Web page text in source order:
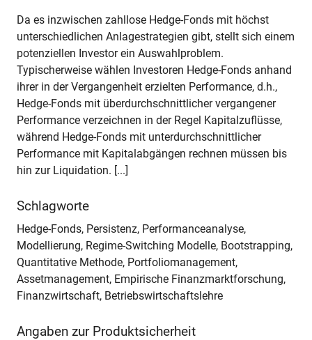
Da es inzwischen zahllose Hedge-Fonds mit höchst
unterschiedlichen Anlagestrategien gibt, stellt sich einem
potenziellen Investor ein Auswahlproblem.
Typischerweise wählen Investoren Hedge-Fonds anhand
ihrer in der Vergangenheit erzielten Performance, d.h.,
Hedge-Fonds mit überdurchschnittlicher vergangener
Performance verzeichnen in der Regel Kapitalzuflüsse,
während Hedge-Fonds mit unterdurchschnittlicher
Performance mit Kapitalabgängen rechnen müssen bis
hin zur Liquidation. [...]
Schlagworte
Hedge-Fonds, Persistenz, Performanceanalyse,
Modellierung, Regime-Switching Modelle, Bootstrapping,
Quantitative Methode, Portfoliomanagement,
Assetmanagement, Empirische Finanzmarktforschung,
Finanzwirtschaft, Betriebswirtschaftslehre
Angaben zur Produktsicherheit